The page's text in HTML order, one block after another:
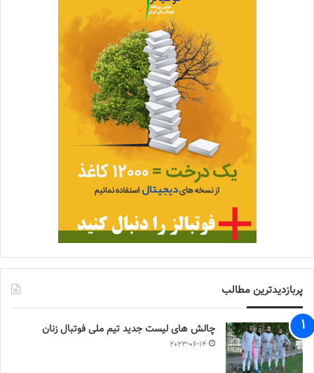
پربازدیدترین مطالب
چالش هاى ليست جدید تيم ملى فوتبال زنان
2023-06-14